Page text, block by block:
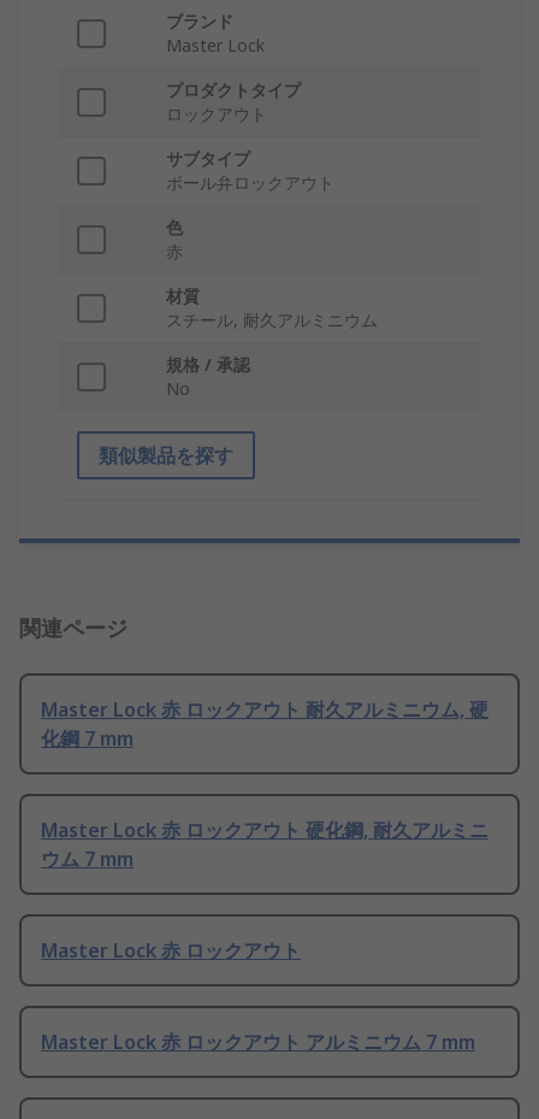
ブランド
Master Lock
プロダクトタイプ
ロックアウト
サブタイプ
ボール弁ロックアウト
色
赤
材質
スチール, 耐久アルミニウム
規格 / 承認
No
類似製品を探す
関連ページ
Master Lock 赤 ロックアウト 耐久アルミニウム, 硬
化鋼 7 mm
Master Lock 赤 ロックアウト 硬化鋼, 耐久アルミニ
ウム 7 mm
Master Lock 赤 ロックアウト
Master Lock 赤 ロックアウト アルミニウム 7 mm